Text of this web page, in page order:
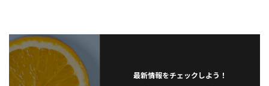
最新情報をチェックしよう！